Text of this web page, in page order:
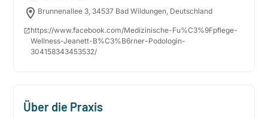
Brunnenallee 3, 34537 Bad Wildungen, Deutschland
https://www.facebook.com/Medizinische-Fu%C3%9Fpflege-
Wellness-Jeanett-B%C3%B6rner-Podologin-
304158343453532/
Über die Praxis